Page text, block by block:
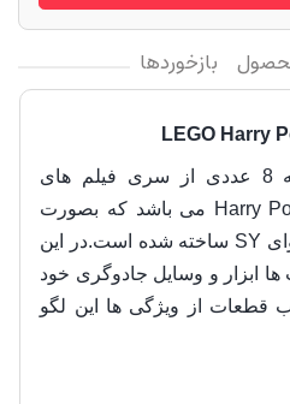
بازخوردها
این ست لگو یک مجموعه 8 عددی از سری فیلم های
Harry Potter می باشد که بصورت
لگویی توسط شرکت اس وای SY ساخته شده است.در این
ابزار و وسایل جادوگری خود
قطعات از ویژگی ها این لگو